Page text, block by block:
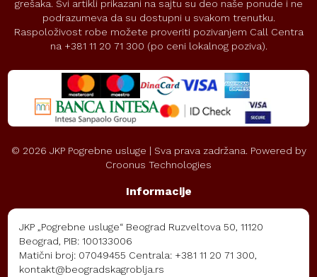
grešaka. Svi artikli prikazani na sajtu su deo naše ponude i ne
podrazumeva da su dostupni u svakom trenutku.
Raspoloživost robe možete proveriti pozivanjem Call Centra
na +381 11 20 71 300 (po ceni lokalnog poziva).
© 2026 JKP Pogrebne usluge | Sva prava zadržana. Powered by
Croonus Technologies
Informacije
JKP „Pogrebne usluge“ Beograd Ruzveltova 50, 11120
Beograd, PIB: 100133006
Matični broj: 07049455 Centrala: +381 11 20 71 300,
kontakt@beogradskagroblja.rs